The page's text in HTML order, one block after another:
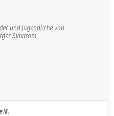
und Jugendliche von
Syndrom